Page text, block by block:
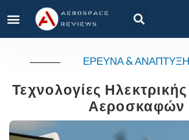
ΕΡΕΥΝΑ & ΑΝΑΠΤΥΞΗ
Τεχνολογίες
Αεροσκαφών